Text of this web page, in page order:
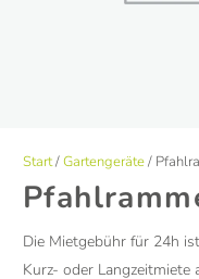
Start/Gartengeräte/
Die Mietgebühr für 24h
Kurz- oder Langzeitmiete